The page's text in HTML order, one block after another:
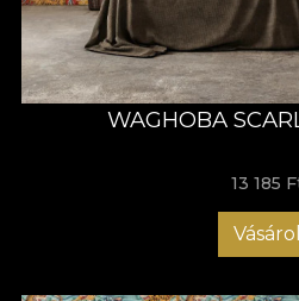
WAGHOBA
13 185
Vásárol